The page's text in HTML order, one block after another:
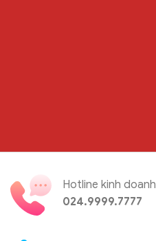
Hotline kinh doanh
024.9999.7777